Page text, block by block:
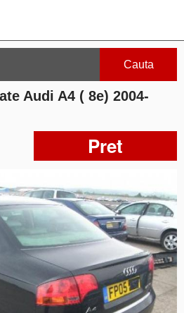
Cauta
Audi A4 ( 8e) 2004-
Pret